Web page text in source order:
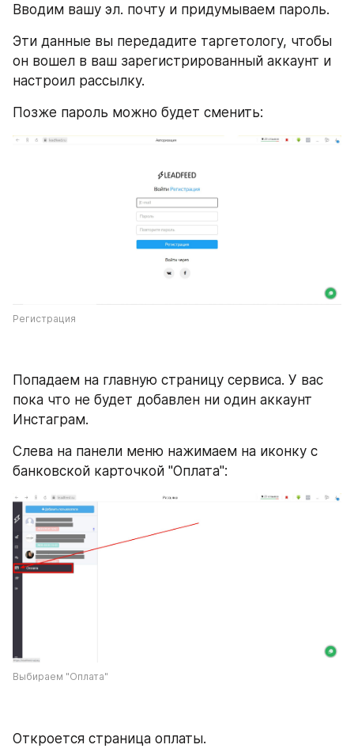
Вводим вашу эл. почту и придумываем пароль.
Эти данные вы передадите таргетологу, чтобы
он вошел в ваш зарегистрированный аккаунт и
настроил рассылку.
Позже пароль можно будет сменить:
Регистрация
Попадаем на главную страницу сервиса. У вас
пока что не будет добавлен ни один аккаунт
Инстаграм.
Слева на панели меню нажимаем на иконку с
банковской карточкой "Оплата":
Выбираем "Оплата"
Откроется страница оплаты.